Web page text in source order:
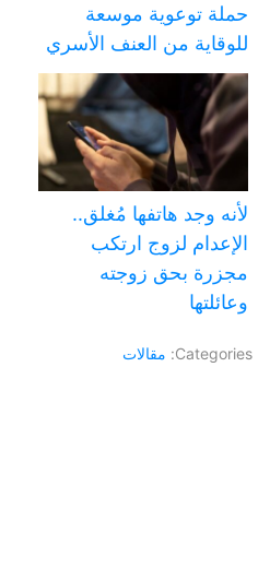
حملة توعوية موسعة
للوقاية من العنف الأسري
لأنه وجد هاتفها مُغلق..
الإعدام لزوج ارتكب
مجزرة بحق زوجته
وعائلتها
Categories: مقالات